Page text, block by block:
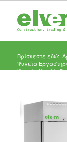
Βρίσκεστε εδώ:
Ψυγεία
Ψυγεία